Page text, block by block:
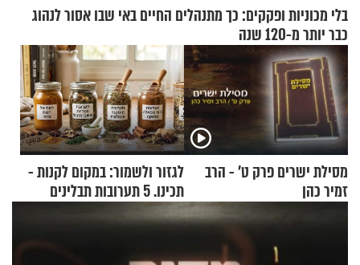
בלי מכוניות ופקקים: כך מתנהלים החיים באי שבו אסור לנהוג
כבר יותר מ-120 שנה
מסילת ישרים פרק ט’ - הרב
זמיר כהן
לגזור ולשמור: במקום לקנות -
תכינו. 5 תערובות תבלינים
שמתאימות להכל